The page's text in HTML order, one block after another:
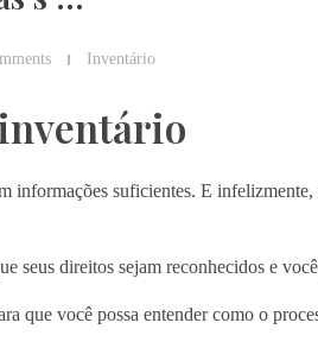
Inventário
informações suficientes. E
seus direitos sejam reconhecidos e
que você possa entender como o